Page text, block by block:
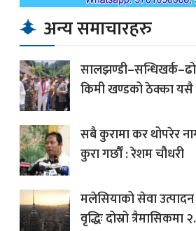
अन्य समाचारहरु
किमी खण्डको ठेक्का यसै
सबै कुरामा कर थोपरेर
कुरा गर्छौँ : रेशम चौधरी
मलेसियाको सेवा
वृद्धिः दोस्रो